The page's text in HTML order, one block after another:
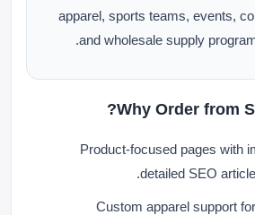
apparel, sports teams, events,
and wholesale supply
Why Order from
Product-focused pages with
detailed SEO
Custom apparel support